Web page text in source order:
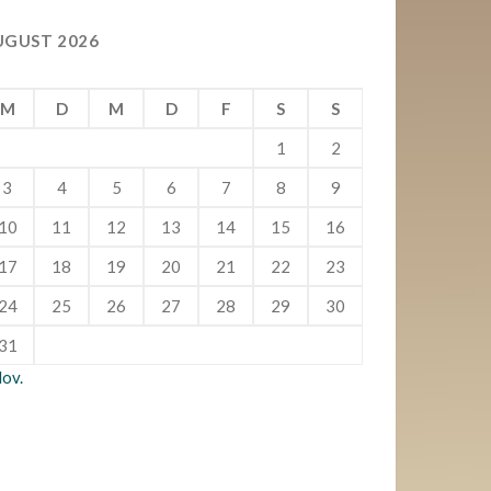
2026
M D M D F S
S
1
2
3
4 5 6 7 8
9
10
11 12 13 14 15
16
17
18 19 20 21 22
23
24
25 26 27 28 29
30
31